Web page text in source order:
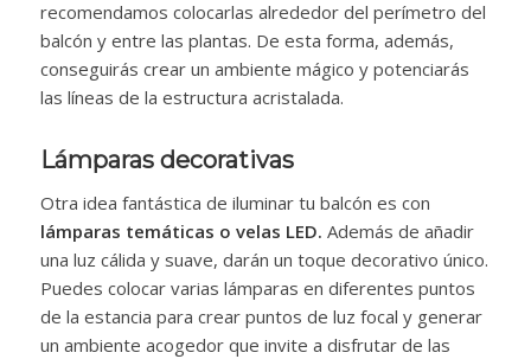
recomendamos colocarlas alrededor del perímetro del
balcón y entre las plantas. De esta forma, además,
conseguirás crear un ambiente mágico y potenciarás
las líneas de la estructura acristalada.
Lámparas decorativas
Otra idea fantástica de iluminar tu balcón es con
lámparas temáticas o velas LED. Además de añadir
una luz cálida y suave, darán un toque decorativo único.
Puedes colocar varias lámparas en diferentes puntos
de la estancia para crear puntos de luz focal y generar
un ambiente acogedor que invite a disfrutar de las